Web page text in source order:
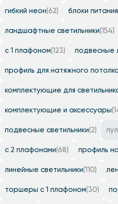
гибкий неон(62) блоки питания
ландшафтные светильники(154)
с 1 плафоном(123) подвесные
профиль для натяжного
комплектующие для
комплектующие и аксессуары
подвесные светильники(2)
с 2 плафонами(68) профиль
линейные светильники(110)
торшеры с 1 плафоном(30)